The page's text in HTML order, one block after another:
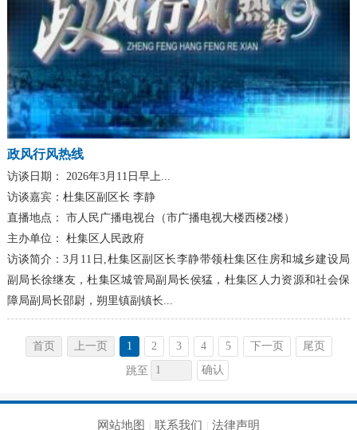
政风行风热线
访谈日期：
2026年3月11日早上...
访谈嘉宾： 杜集区副区长 李静
直播地点：
市人民广播电视台（市广播电视大楼西楼2楼）
主办单位：
杜集区人民政府
访谈简介： 3月11日,杜集区副区长李静带领杜集区住房和城乡建设局
副局长徐继友，杜集区城管局副局长侯猛，杜集区人力资源和社会保
障局副局长邵尉，朔里镇副镇长...
首页 上一页 1 2 3 4 5 下一页 尾页
跳至 确认
网站地图 联系我们 法律声明